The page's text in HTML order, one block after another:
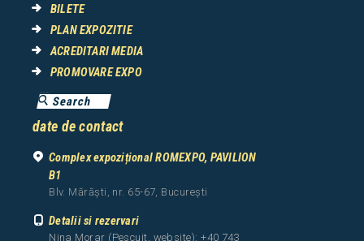
BILETE
PLAN EXPOZITIE
ACREDITARI MEDIA
PROMOVARE EXPO
date de contact
Complex expozițional ROMEXPO, PAVILION
B1
Blv. Mărăști, nr. 65-67, București
Detalii si rezervari
Nina Morar (Pescuit, website): +40 743